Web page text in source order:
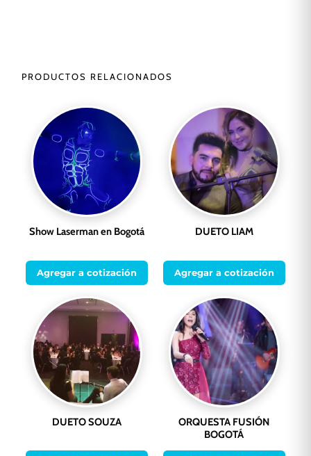
PRODUCTOS RELACIONADOS
Show Laserman en Bogotá
Agregar a cotización
DUETO LIAM
Agregar a cotización
DUETO SOUZA
ORQUESTA FUSIÓN
BOGOTÁ